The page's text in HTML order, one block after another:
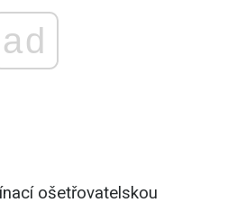
ad
ošetřovatelskou